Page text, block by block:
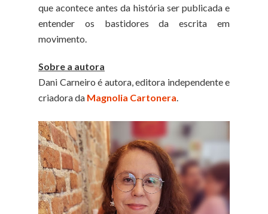
que acontece antes da história ser publicada e
entender os bastidores da escrita em
movimento.
Sobre a autora
Dani Carneiro é autora, editora independente e
criadora da Magnolia Cartonera